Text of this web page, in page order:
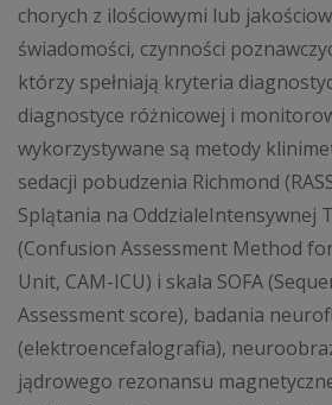
chorych z ilościowymi lub
świadomości, czynności
którzy spełniają kryteria
diagnostyce różnicowej i
wykorzystywane są metody
sedacji pobudzenia Richmond
Splątania na OddzialeIntensywnej
(Confusion Assessment Method
Unit, CAM-ICU) i skala SOFA
Assessment score), badania
(elektroencefalografia),
jądrowego rezonansu